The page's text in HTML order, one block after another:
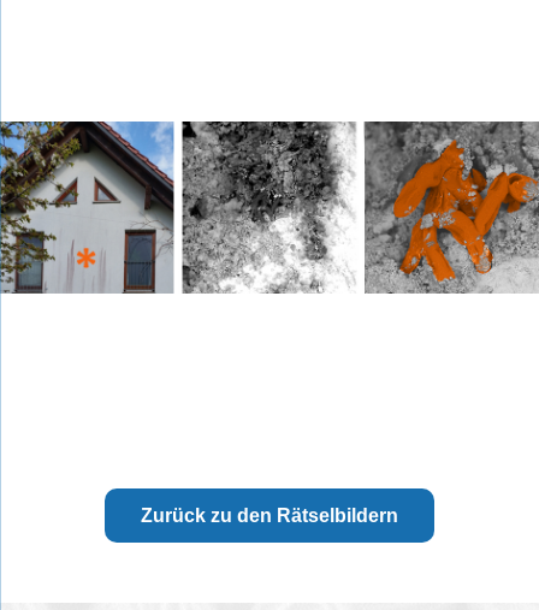
Zurück zu den Rätselbildern